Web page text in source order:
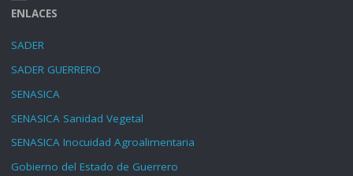
ENLACES
SADER
SADER GUERRERO
SENASICA
SENASICA Sanidad Vegetal
SENASICA Inocuidad Agroalimentaria
Gobierno del Estado de Guerrero